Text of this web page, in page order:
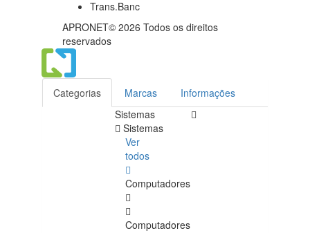
APRONET© 2026 Todos os direitos
reservados
Categorias Marcas
Informações
Sistemas
Sistemas
Ver
todos
Computadores
Computadores